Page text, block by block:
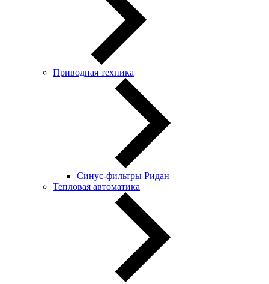
Приводная техника
Синус-фильтры Ридан
Тепловая автоматика